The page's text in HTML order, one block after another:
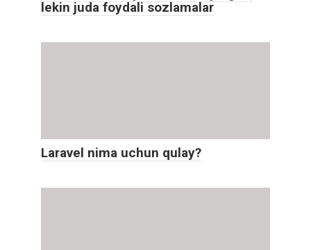
lekin juda foydali sozlamalar
Laravel nima uchun qulay?